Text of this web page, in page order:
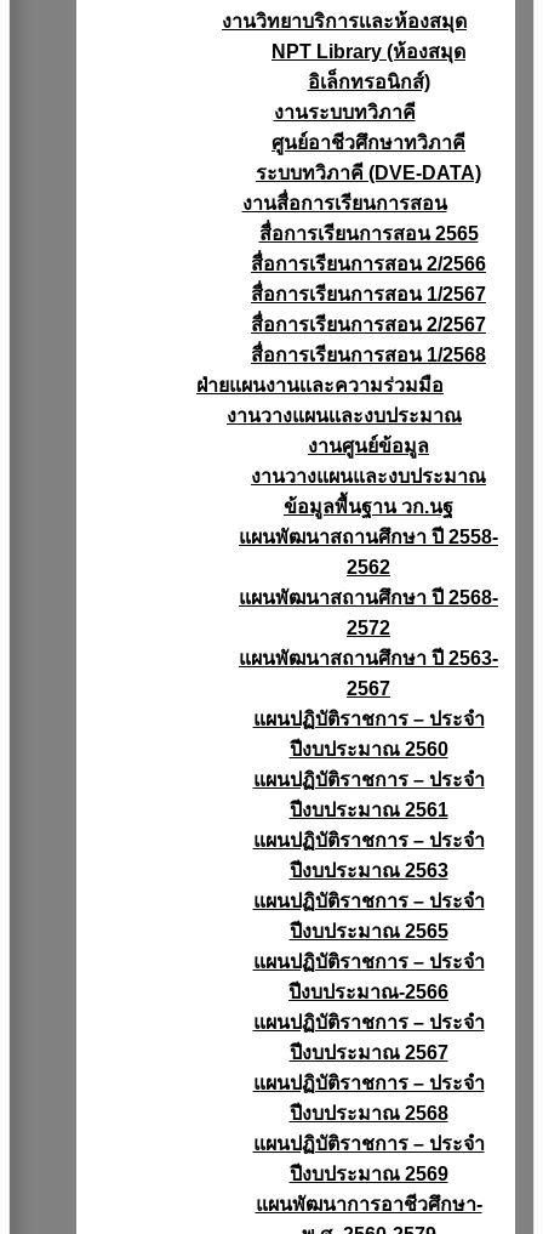
งานวิทยาบริการเเละห้องสมุด
NPT Library (ห้องสมุด
อิเล็กทรอนิกส์)
งานระบบทวิภาคี
ศูนย์อาชีวศึกษาทวิภาคี
ระบบทวิภาคี (DVE-DATA)
งานสื่อการเรียนการสอน
สื่อการเรียนการสอน 2565
สื่อการเรียนการสอน 2/2566
สื่อการเรียนการสอน 1/2567
สื่อการเรียนการสอน 2/2567
สื่อการเรียนการสอน 1/2568
ฝ่ายแผนงานเเละความร่วมมือ
งานวางแผนเเละงบประมาณ
งานศูนย์ข้อมูล
งานวางแผนและงบประมาณ
ข้อมูลพื้นฐาน วก.นฐ
แผนพัฒนาสถานศึกษา ปี 2558-
2562
แผนพัฒนาสถานศึกษา ปี 2568-
2572
แผนพัฒนาสถานศึกษา ปี 2563-
2567
แผนปฏิบัติราชการ – ประจำ
ปีงบประมาณ 2560
แผนปฏิบัติราชการ – ประจำ
ปีงบประมาณ 2561
แผนปฏิบัติราชการ – ประจำ
ปีงบประมาณ 2563
แผนปฏิบัติราชการ – ประจำ
ปีงบประมาณ 2565
แผนปฏิบัติราชการ – ประจำ
ปีงบประมาณ-2566
แผนปฏิบัติราชการ – ประจำ
ปีงบประมาณ 2567
แผนปฏิบัติราชการ – ประจำ
ปีงบประมาณ 2568
แผนปฏิบัติราชการ – ประจำ
ปีงบประมาณ 2569
แผนพัฒนาการอาชีวศึกษา-